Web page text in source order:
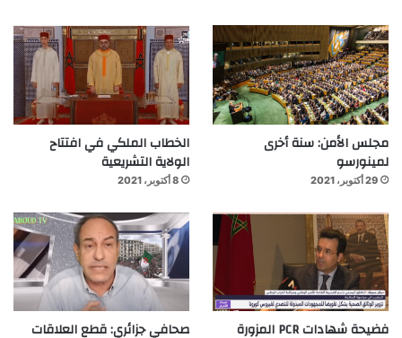
مجلس الأمن: سنة أخرى
لمينورسو
29 أكتوبر، 2021
الخطاب الملكي في افتتاح
الولاية التشريعية
8 أكتوبر، 2021
فضيحة شهادات PCR المزورة
صحافي جزائري: قطع العلاقات